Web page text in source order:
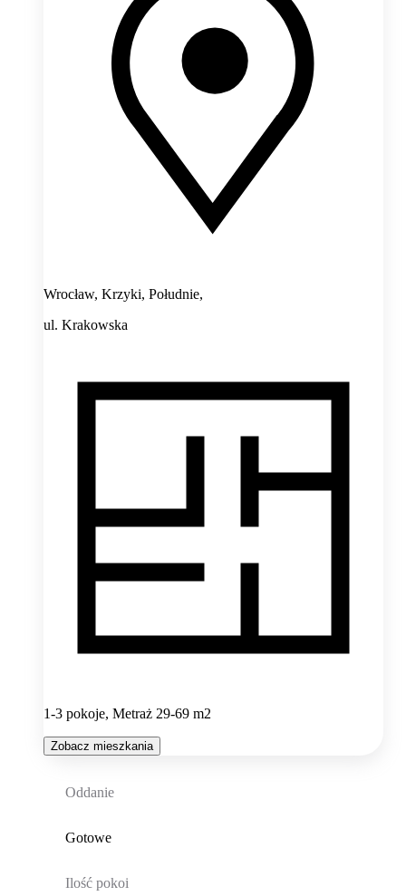
Wrocław, Krzyki, Południe,
ul. Krakowska
1-3 pokoje, Metraż 29-69 m2
Zobacz mieszkania
Oddanie
Gotowe
Ilość pokoi